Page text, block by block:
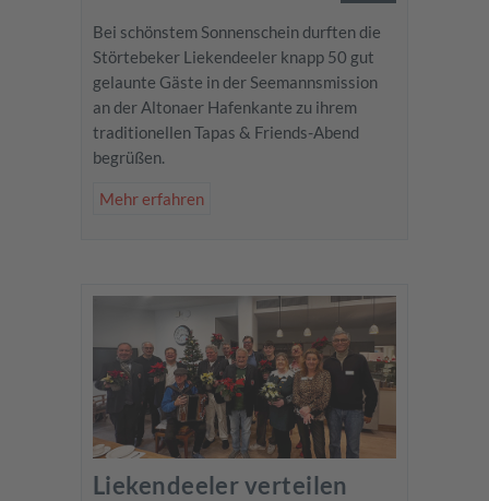
Bei schönstem Sonnenschein durften die
Störtebeker Liekendeeler knapp 50 gut
gelaunte Gäste in der Seemannsmission
an der Altonaer Hafenkante zu ihrem
traditionellen Tapas & Friends-Abend
begrüßen.
Mehr erfahren
Liekendeeler verteilen